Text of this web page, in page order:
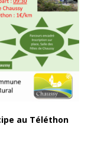
au Téléthon